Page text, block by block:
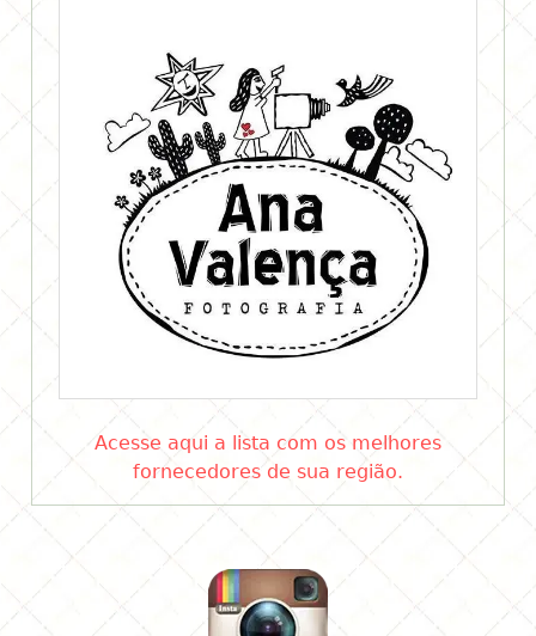
Acesse aqui a lista com os melhores
fornecedores de sua região.